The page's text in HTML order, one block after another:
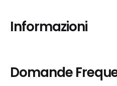
Informazioni
Domande